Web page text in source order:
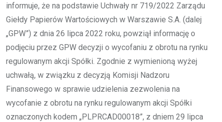
informuje, że na podstawie Uchwały nr 719/2022 Zarządu
Giełdy Papierów Wartościowych w Warszawie S.A. (dalej
„GPW”) z dnia 26 lipca 2022 roku, powziął informację o
podjęciu przez GPW decyzji o wycofaniu z obrotu na rynku
regulowanym akcji Spółki. Zgodnie z wymienioną wyżej
uchwałą, w związku z decyzją Komisji Nadzoru
Finansowego w sprawie udzielenia zezwolenia na
wycofanie z obrotu na rynku regulowanym akcji Spółki
oznaczonych kodem „PLPRCAD00018”, z dniem 29 lipca